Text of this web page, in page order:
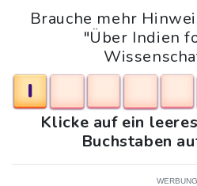
Brauche mehr
"Über Indien
I
Klicke auf ein
Buchstaben
WERBUNG